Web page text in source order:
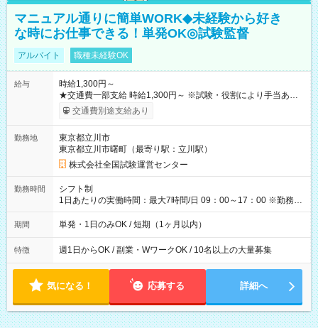
マニュアル通りに簡単WORK◆未経験から好き
な時にお仕事できる！単発OK◎試験監督
アルバイト 職種未経験OK
給与
時給1,300円～
★交通費一部支給 時給1,300円～ ※試験・役割により手当あり
※勤務回数により昇給あり 【即給（前払い）オプションあ
り！】 希望される場合、勤務から1週間ほどで給与の一部を受け
例】 ・河合塾模擬試験 8:30～17:30（休憩1時間） 時給1,300円
×8時間＝日収10,400円＋交通費 ※当日の役割により時給＋100
円の場合あり ・国家試験 7:00～13:30（休憩なし） 時給1,300
円（役割手当＋100円）×6時間＝日収8,400円＋交通費 【試用期
間】試用期間なし
交通費別途支給あり
勤務地
東京都立川市
東京都立川市曙町（最寄り駅：立川駅）
株式会社全国試験運営センター
勤務時間
シフト制
1日あたりの実働時間：最大7時間/日 09：00～17：00 ※勤務時
間は 試験により異なります。
期間 単発・1日のみOK / 短期（1ヶ月以内）
特徴 週1日からOK / 副業・WワークOK / 10名以上の大量募集
気になる！ 応募する 詳細へ